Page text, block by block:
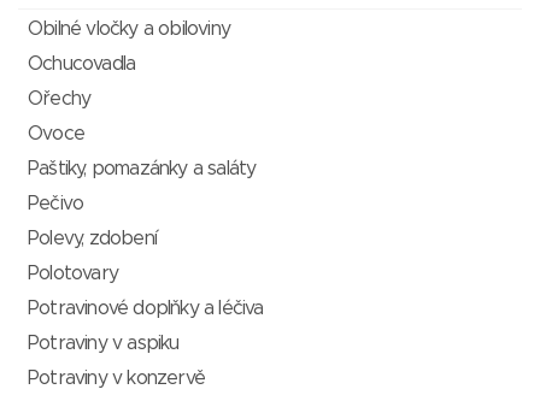
Obilné vločky a obiloviny
Ochucovadla
Ořechy
Ovoce
Paštiky, pomazánky a saláty
Pečivo
Polevy, zdobení
Polotovary
Potravinové doplňky a léčiva
Potraviny v aspiku
Potraviny v konzervě